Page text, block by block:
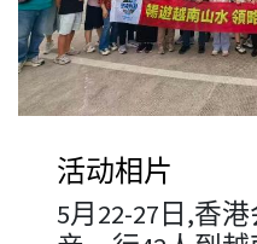
活动相片
5月22-27日,香